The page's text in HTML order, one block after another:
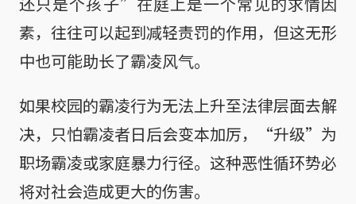
素，往往可以起到减轻责罚的作用，但这无形
中也可能助长了霸凌风气。
如果校园的霸凌行为无法上升至法律层面去解
决，只怕霸凌者日后会变本加厉，“升级”为
职场霸凌或家庭暴力行径。这种恶性循环势必
将对社会造成更大的伤害。